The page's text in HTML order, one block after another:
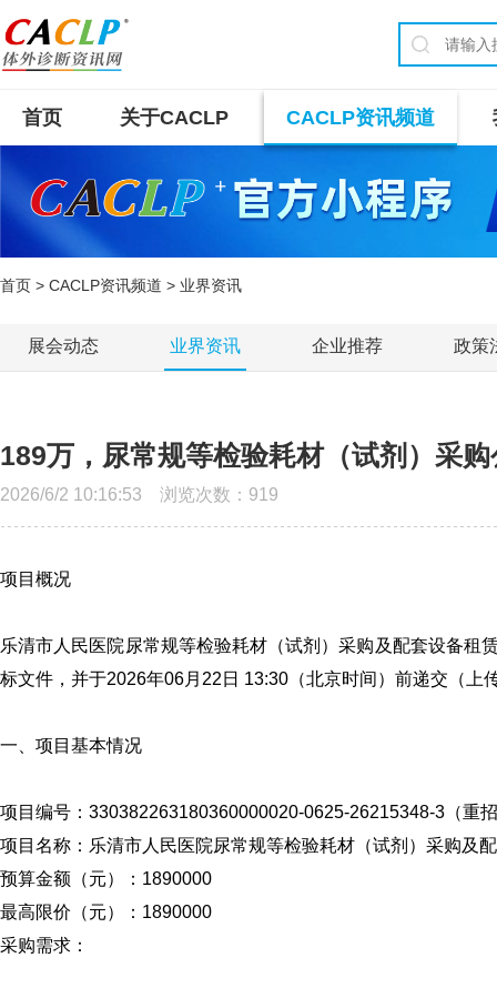
首页 关于CACLP CACLP资讯频道
首页 > CACLP资讯频道 > 业界资讯
展会动态 业界资讯 企业推荐 政策
189万，尿常规等检验耗材（试剂）采
2026/6/2 10:16:53 浏览次数： 919
项目概况
乐清市人民医院尿常规等检验耗材（试剂）采购及配套设备租
标文件，并于2026年06月22日 13:30（北京时间）前递交（上
一、项目基本情况
项目编号：330382263180360000020-0625-26215348-3（重
项目名称：乐清市人民医院尿常规等检验耗材（试剂）采购及
预算金额（元）：1890000
最高限价（元）：1890000
采购需求：